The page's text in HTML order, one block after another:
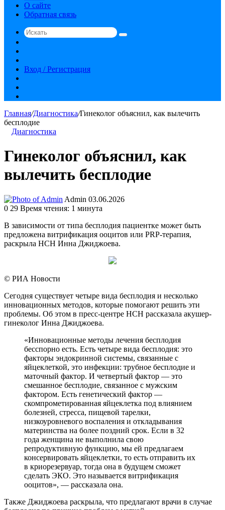
О сайте
Обратная связь
Искать
статья
Вход / Регистрация
Главная/Диагностика/Гинеколог объяснил, как вылечить
бесплодие
Диагностика
Гинеколог объяснил, как
вылечить бесплодие
Admin Send
an
03.06.2026
0 29 Время чтения: 1 минута
В зависимости от типа бесплодия пациентке может быть
предложена витрификация ооцитов или PRP-терапия,
раскрыла НСН Инна Джиджоева.
© РИА Новости
Сегодня существует четыре вида бесплодия и несколько
инновационных методов, которые помогают решить эти
проблемы. Об этом в пресс-центре НСН рассказала акушер-
гинеколог Инна Джиджоева.
«Инновационные методы лечения бесплодия
бесспорно есть. Есть четыре вида бесплодия: это
факторы эндокринной системы, связанные с
яйцеклеткой, это инфекции: трубное бесплодие и
маточный фактор. И четвертый фактор — это
смешанное бесплодие, связанное с мужским
фактором. Есть генетический фактор —
скомпрометированная яйцеклетка под влиянием
болезней, стресса, пищевой тарелки,
низкоуровневого воспаления и откладывания
материнства на более поздний срок. Если в 32
года женщина не выполнила свою
репродуктивную функцию, мы ей предлагаем
консервировать яйцеклетки, то есть отправить их
в криорезервуар, тогда она в будущем сможет
сделать ЭКО. Это называется витрификация
ооцитов», — рассказала она.
Также Джиджоева раскрыла, что предлагают врачи в случае